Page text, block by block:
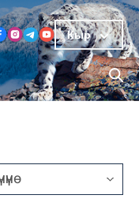
Кыр